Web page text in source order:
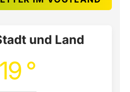
und Land
19 °